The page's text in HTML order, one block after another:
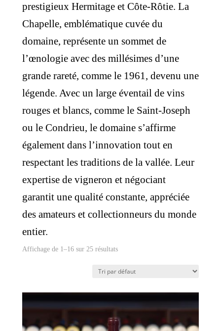
prestigieux Hermitage et Côte-Rôtie. La
Chapelle, emblématique cuvée du
domaine, représente un sommet de
l’œnologie avec des millésimes d’une
grande rareté, comme le 1961, devenu une
légende. Avec un large éventail de vins
rouges et blancs, comme le Saint-Joseph
ou le Condrieu, le domaine s’affirme
également dans l’innovation tout en
respectant les traditions de la vallée. Leur
expertise de vigneron et négociant
garantit une qualité constante, appréciée
des amateurs et collectionneurs du monde
entier.
Affichage de 1–16 sur 25 résultats